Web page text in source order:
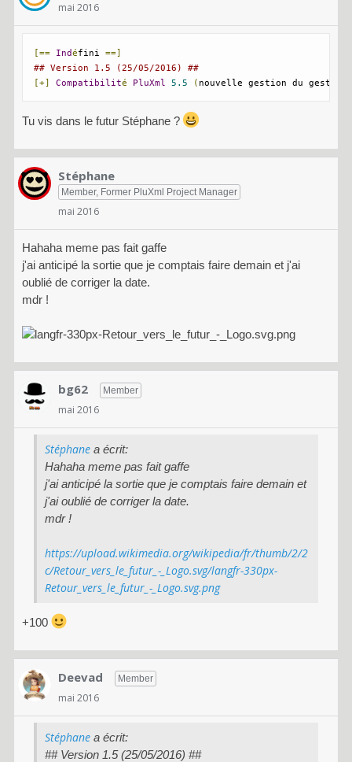
mai 2016
[== Indéfini ==]
## Version 1.5 (25/05/2016) ##
[+]
Compatibilité PluXml 5.5 ( nouvelle gestion du
Tu vis dans le futur Stéphane ?
Stéphane
Member, Former PluXml Project Manager
mai 2016
Hahaha meme pas fait gaffe
j'ai anticipé la sortie que je comptais faire demain et j'ai
oublié de corriger la date.
mdr !
bg62 Member
mai 2016
Stéphane a écrit:
Hahaha meme pas fait gaffe
j'ai anticipé la sortie que je comptais faire demain et
j'ai oublié de corriger la date.
mdr !
https://upload.wikimedia.org/wikipedia/fr/thumb/2/2
c/Retour_vers_le_futur_-_Logo.svg/langfr-330px-
Retour_vers_le_futur_-_Logo.svg.png
+100
Deevad Member
mai 2016
Stéphane a écrit:
## Version 1.5 (25/05/2016) ##